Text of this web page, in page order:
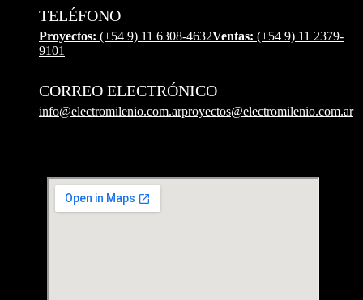
TELÉFONO
Proyectos: (+54 9) 11 6308-4632Ventas: (+54 9) 11 2379-
9101
CORREO ELECTRÓNICO
info@electromilenio.com.arproyectos@electromilenio.com.ar